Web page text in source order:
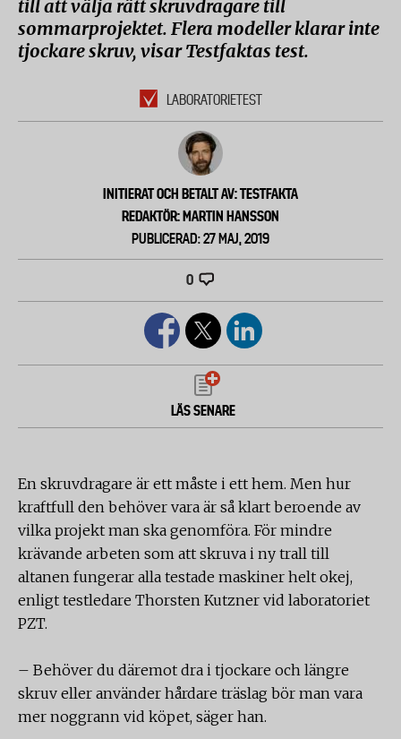
till att välja rätt skruvdragare till
sommarprojektet. Flera modeller klarar inte
tjockare skruv, visar Testfaktas test.
LABORATORIETEST
INITIERAT OCH BETALT AV: TESTFAKTA
REDAKTÖR: MARTIN HANSSON
PUBLICERAD: 27 MAJ, 2019
0
LÄS SENARE
En skruvdragare är ett måste i ett hem. Men hur
kraftfull den behöver vara är så klart beroende av
vilka projekt man ska genomföra. För mindre
krävande arbeten som att skruva i ny trall till
altanen fungerar alla testade maskiner helt okej,
enligt testledare Thorsten Kutzner vid laboratoriet
PZT.
– Behöver du däremot dra i tjockare och längre
skruv eller använder hårdare träslag bör man vara
mer noggrann vid köpet, säger han.